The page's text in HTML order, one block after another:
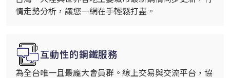
情走勢分析，讓您一網在手輕鬆打盡。
互動性的鋼鐵服務
為全台唯一且最龐大會員群。線上交易與交流平台，協